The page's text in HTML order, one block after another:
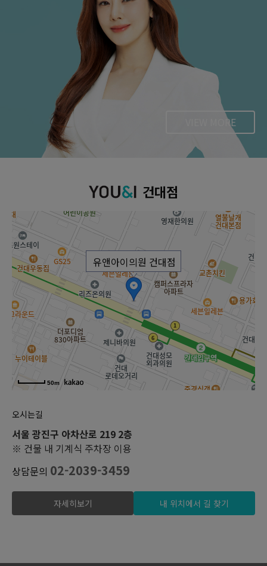
VIEW MORE
건대점
유앤아이의원 건대점
50m
오시는길
서울 광진구 아차산로 219 2층
※ 건물 내 기계식 주차장 이용
상담문의 02-2039-3459
자세히보기 내 위치에서 길 찾기